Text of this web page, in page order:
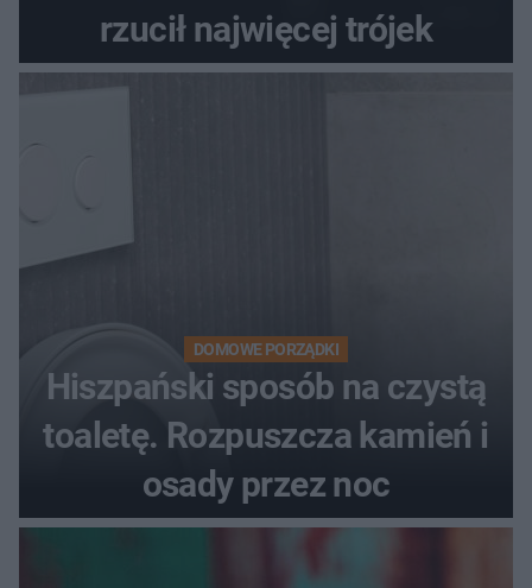
rzucił najwięcej trójek
DOMOWE PORZĄDKI
Hiszpański sposób na czystą
toaletę. Rozpuszcza kamień i
osady przez noc